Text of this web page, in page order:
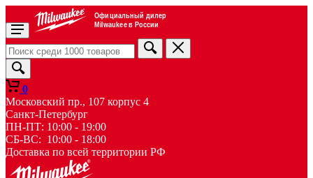
Официальный дилер
Milwaukee в России
0
Московский пр., 107 корпус 4
Санкт-Петербург
ПН-ПТ: 10:00 - 19:00
СБ-ВС: 10:00 - 18:00
Доставка по всей территории РФ